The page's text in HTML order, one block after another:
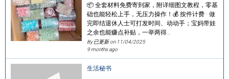
📦 全套材料免费寄到家，附详细图文教程，零基
础也能轻松上手，无压力操作！💰 按件计费 · 做
完即结退休人士可打发时间、动动手；宝妈带娃
之余也能赚点补贴，一举两得…
By 已更新 on 11/04/2025
9 months ago
生活秘书